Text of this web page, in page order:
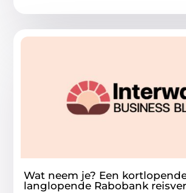
Wat neem je? Een
langlopende Rabobank